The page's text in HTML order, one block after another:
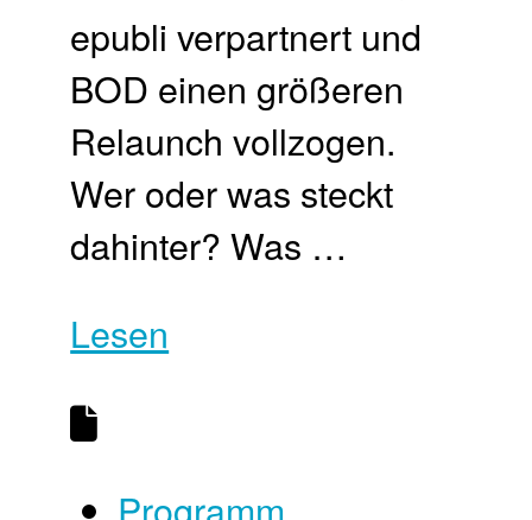
epubli verpartnert und
BOD einen größeren
Relaunch vollzogen.
Wer oder was steckt
dahinter? Was …
Lesen
Programm